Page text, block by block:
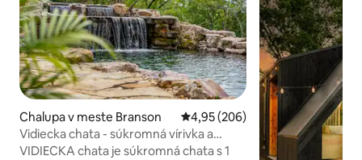
Chalupa v meste Branson Priemerné ohodnotenie 4,95 z
4,95 (206)
Vidiecka chata - súkromná vírivka a
ohnisko
VIDIECKA chata je súkromná chata s 1